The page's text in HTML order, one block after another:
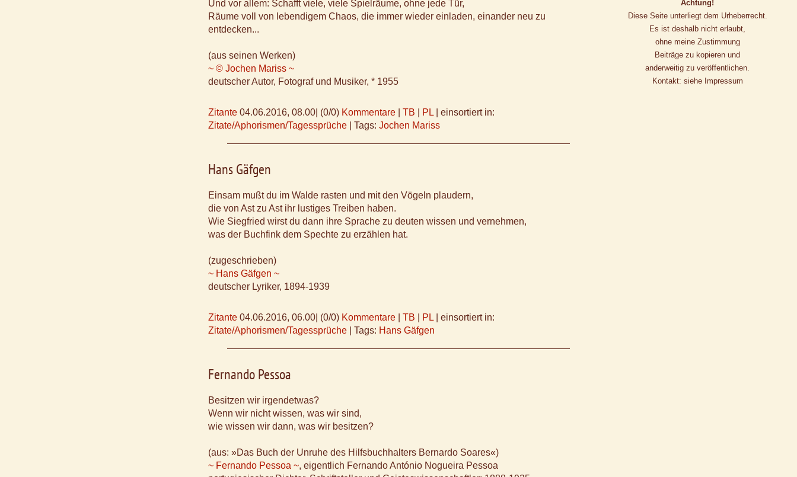
Und vor allem: Schafft viele, viele Spielräume, ohne jede Tür,
Räume voll von lebendigem Chaos, die immer wieder einladen, einander neu zu
entdecken...
(aus seinen Werken)
~ © Jochen Mariss ~
deutscher Autor, Fotograf und Musiker, * 1955
Zitante 04.06.2016, 08.00 (0/0) Kommentare TB PL
einsortiert in:
Zitate/Aphorismen/Tagessprüche
Tags: Jochen Mariss
Hans Gäfgen
Einsam mußt du im Walde rasten und mit den Vögeln plaudern,
die von Ast zu Ast ihr lustiges Treiben haben.
Wie Siegfried wirst du dann ihre Sprache zu deuten wissen und vernehmen,
was der Buchfink dem Spechte zu erzählen hat.
(zugeschrieben)
~ Hans Gäfgen ~
deutscher Lyriker, 1894-1939
Zitante 04.06.2016, 06.00 (0/0) Kommentare TB PL
einsortiert in:
Zitate/Aphorismen/Tagessprüche
Tags: Hans Gäfgen
Fernando Pessoa
Besitzen wir irgendetwas?
Wenn wir nicht wissen, was wir sind,
wie wissen wir dann, was wir besitzen?
(aus: »Das Buch der Unruhe des Hilfsbuchhalters Bernardo Soares«)
~ Fernando Pessoa ~, eigentlich Fernando António Nogueira Pessoa
Achtung!
Diese Seite unterliegt dem Urheberrecht.
Es ist deshalb nicht erlaubt,
ohne meine Zustimmung
Beiträge zu kopieren und
anderweitig zu veröffentlichen.
Kontakt: siehe Impressum